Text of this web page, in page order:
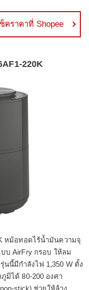
คราคาที่ Shopee
220K
หม้อทอดไร้น้ำมันความจุ
บ AirFry กรอบ ให้ลม
นนี้มีกำลังไฟ 1,350 W ตั้ง
มิได้ 80-200 องศา